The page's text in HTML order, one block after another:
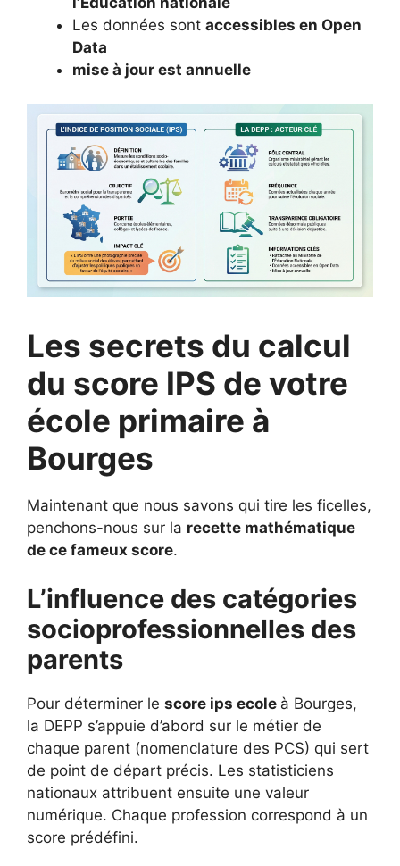
Les données sont accessibles en Open
Data
mise à jour est annuelle
Les secrets du calcul
du score IPS de votre
école primaire à
Bourges
Maintenant que nous savons qui tire les ficelles,
penchons-nous sur la recette mathématique
de ce fameux score.
L’influence des catégories
socioprofessionnelles des
parents
Pour déterminer le score ips ecole à Bourges,
la DEPP s’appuie d’abord sur le métier de
chaque parent (nomenclature des PCS) qui sert
de point de départ précis. Les statisticiens
nationaux attribuent ensuite une valeur
numérique. Chaque profession correspond à un
score prédéfini.